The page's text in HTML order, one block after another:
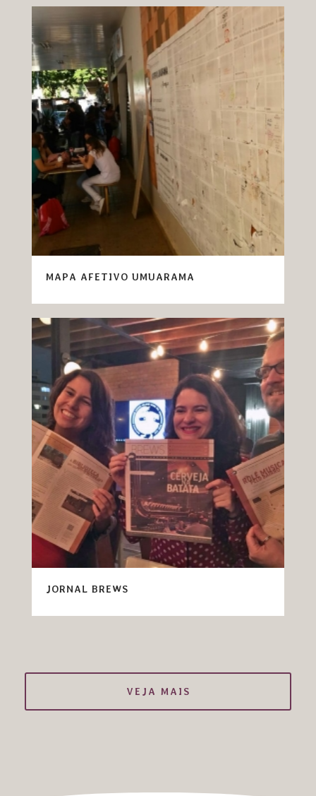
MAPA AFETIVO UMUARAMA
JORNAL BREWS
VEJA MAIS